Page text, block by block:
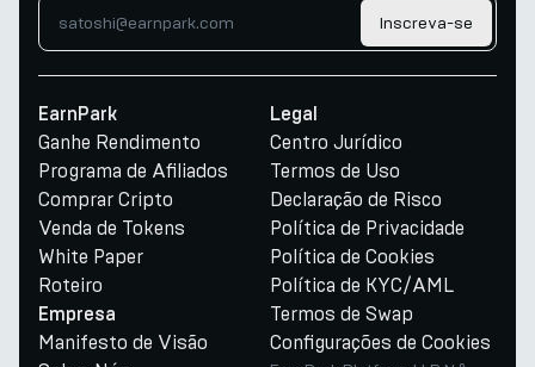
Inscreva-se
EarnPark
Ganhe Rendimento
Programa de Afiliados
Comprar Cripto
Venda de Tokens
White Paper
Roteiro
Empresa
Manifesto de Visão
Legal
Centro Jurídico
Termos de Uso
Declaração de Risco
Política de Privacidade
Política de Cookies
Política de KYC/AML
Termos de Swap
Configurações de Cookies